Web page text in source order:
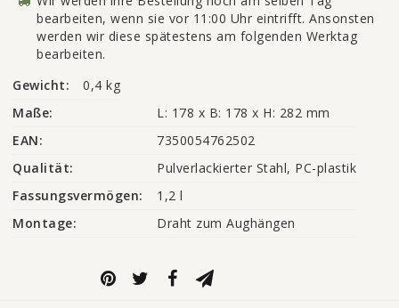
bearbeiten, wenn sie vor 11:00 Uhr eintrifft. Ansonsten
werden wir diese spätestens am folgenden Werktag
bearbeiten.
Gewicht:
0,4 kg
Maße:
L: 178 x B: 178 x H: 282 mm
EAN:
7350054762502
Qualität:
Pulverlackierter Stahl, PC-plastik
Fassungsvermögen:
1,2 l
Montage:
Draht zum Aughängen